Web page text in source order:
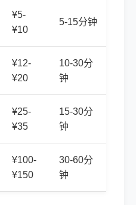
¥5-
¥10
5-15分钟
¥12-
¥20
10-30分
钟
¥25-
¥35
15-30分
钟
¥100-
¥150
30-60分
钟